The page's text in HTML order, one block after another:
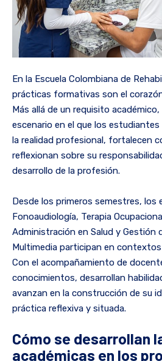
En la Escuela Colombiana de
prácticas formativas son el
Más allá de un requisito
escenario en el que los
la realidad profesional, fortalecen
reflexionan sobre su
desarrollo de la profesión.
Desde los primeros semestres, los
Fonoaudiología, Terapia
Administración en Salud y Gestión
Multimedia participan en contextos
Con el acompañamiento de
conocimientos, desarrollan
avanzan en la construcción de su
práctica reflexiva y situada.
Cómo se desarrollan
académicas en los